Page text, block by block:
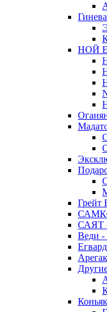
НОЙ
Грейт
САЯТ
Веди